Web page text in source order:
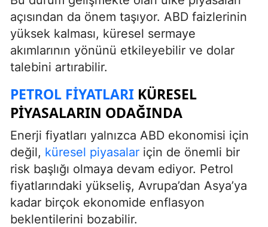
açısından da önem taşıyor. ABD faizlerinin
yüksek kalması, küresel sermaye
akımlarının yönünü etkileyebilir ve dolar
talebini artırabilir.
PETROL FIYATLARI KÜRESEL
PIYASALARIN ODAĞINDA
Enerji fiyatları yalnızca ABD ekonomisi için
değil, küresel piyasalar için de önemli bir
risk başlığı olmaya devam ediyor. Petrol
fiyatlarındaki yükseliş, Avrupa’dan Asya’ya
kadar birçok ekonomide enflasyon
beklentilerini bozabilir.